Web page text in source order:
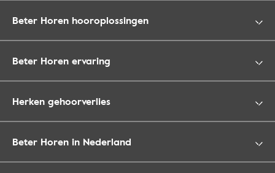
Beter Horen hooroplossingen
Beter Horen ervaring
Herken gehoorverlies
Beter Horen in Nederland